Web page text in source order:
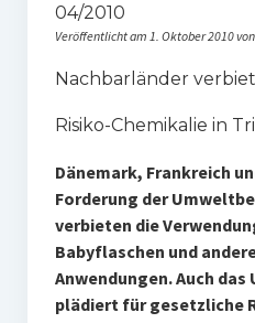
Störfälle
Jahrestagung
04/2010
Veröffentlicht am 1. Oktober 2010
Nachbarländer
Risiko-Chemikalie in
Dänemark, Frankreich
Forderung der
verbieten die
Babyflaschen und
Anwendungen. Auch
plädiert für gesetzliche